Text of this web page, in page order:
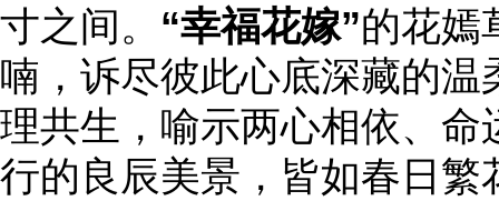
寸之间。 “幸福花嫁”的花嫣
喃，诉尽彼此心底深藏的
理共生，喻示两心相依、
行的良辰美景，皆如春日繁